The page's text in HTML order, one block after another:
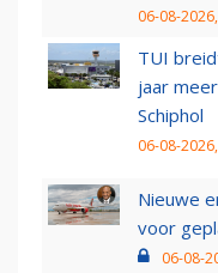
06-08-
TUI
jaar
Schiphol
06-08-
Nieuwe
voor
06-08-